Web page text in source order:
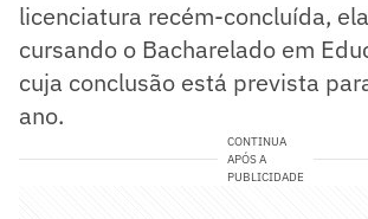
licenciatura recém-concluída,
cursando o Bacharelado em
cuja conclusão está prevista
ano.
CONTINUA
APÓS A
PUBLICIDADE